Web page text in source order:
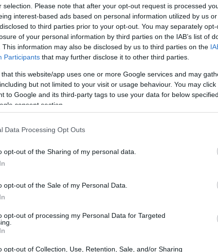
selection. Please note that after your opt-out request is processed
interest-based ads based on personal information utilized by us
to third parties prior to your opt-out. You may separately
of your personal information by third parties on the IAB’s list of
This information may also be disclosed by us to third parties on the
Participants that may further disclose it to other third parties.
that this website/app uses one or more Google services and may
but not limited to your visit or usage behaviour. You may
to Google and its third-party tags to use your data for below
consent section.
Data Processing Opt Outs
opt-out of the Sharing of my personal data.
opt-out of the Sale of my Personal Data.
opt-out of processing my Personal Data for Targeted
opt-out of Collection, Use, Retention, Sale, and/or Sharing
για να αποτελούν αντικείμενο
του αρχηγού της αξιωματικής
αντί για πυροτεχνήματα"
ταυτόχρονα, πως «η προετοιμασία
και Αθλητισμού βρίοσκεται σε
«Η λύση που επελέγη για τους δύο
Αμέσως μετά την επίσκεψη του
στο ακριτικό νησί, τον Ιανουάριο
τις αρμόδιες υπηρεσίες ώστε να
σε σχολική μονάδα και να μην τεθεί
επόμενη τάξη. Σε επικοινωνία με την
την επίσκεψη, δόθηκε η λύση οι
διδασκαλία υπό την επίβλεψη του
στο οποίο δίνουν εξετάσεις.
επικοινωνία μαζί τους προκειμένου να
17:13